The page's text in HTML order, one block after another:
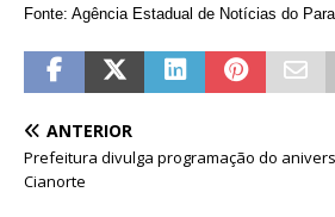
Fonte: Agência Estadual de Notícias do
ANTERIOR
Prefeitura divulga programação do
Cianorte